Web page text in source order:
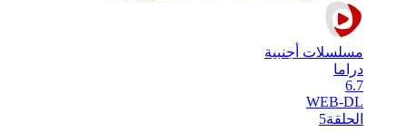
مسلسلات أجنبية
دراما
6.7
WEB-DL
الحلقة5